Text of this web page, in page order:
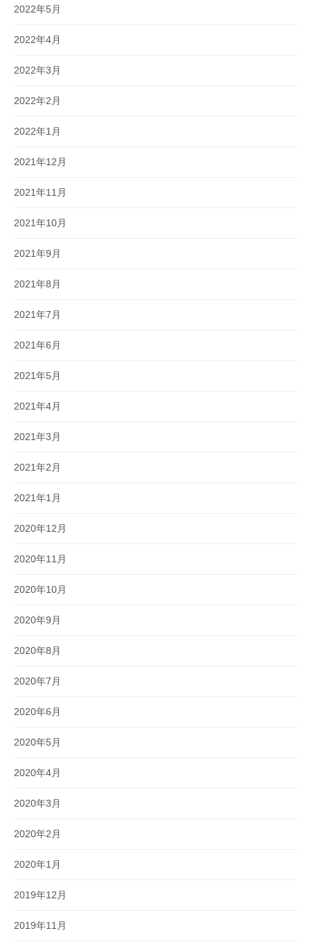
2022年5月
2022年4月
2022年3月
2022年2月
2022年1月
2021年12月
2021年11月
2021年10月
2021年9月
2021年8月
2021年7月
2021年6月
2021年5月
2021年4月
2021年3月
2021年2月
2021年1月
2020年12月
2020年11月
2020年10月
2020年9月
2020年8月
2020年7月
2020年6月
2020年5月
2020年4月
2020年3月
2020年2月
2020年1月
2019年12月
2019年11月